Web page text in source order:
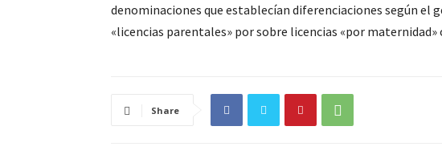
denominaciones que establecían diferenciaciones según
«licencias parentales» por sobre licencias «por maternidad»
Share